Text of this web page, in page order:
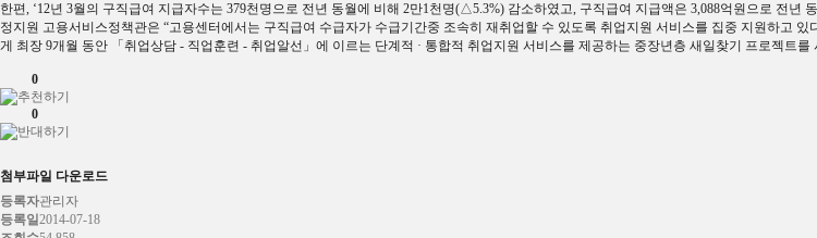
한편, ‘12년 3월의 구직급여 지급자수는 379천명으로 전년 동월에 비해 2만1천명(△5.3%) 감소하였고, 구직급여 지급액은 3,088억원으로 전년
정지원 고용서비스정책관은 “고용센터에서는 구직급여 수급자가 수급기간중 조속히 재취업할 수 있도록 취업지원 서비스를 집중 지원하고
게 최장 9개월 동안 「취업상담 - 직업훈련 - 취업알선」에 이르는 단계적 · 통합적 취업지원 서비스를 제공하는 중장년층 새일찾기 프로젝트
0
0
첨부파일 다운로드
등록자관리자
등록일2014-07-18